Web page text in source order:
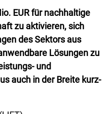
EUR für nachhaltige
zu aktivieren, sich
des Sektors aus
Lösungen zu
und
auch in der Breite kurz-